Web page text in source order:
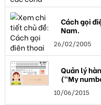
Cách gọi
Nam.
26/02/2005
Quản lý
("My
10/06/2015